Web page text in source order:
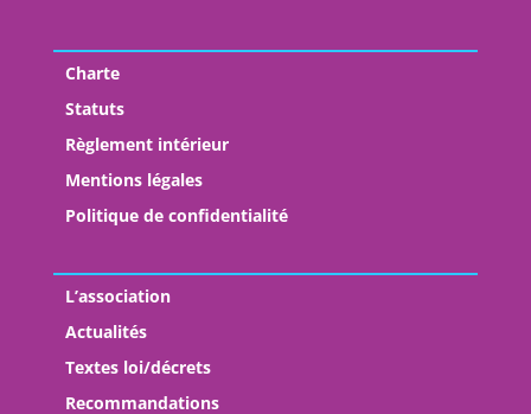
Charte
Statuts
Règlement intérieur
Mentions légales
Politique de confidentialité
L’association
Actualités
Textes loi/décrets
Recommandations